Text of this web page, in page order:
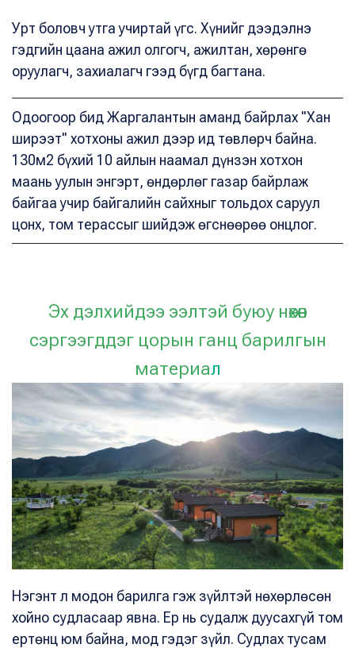
Урт боловч утга учиртай үгс. Хүнийг дээдэлнэ
гэдгийн цаана ажил олгогч, ажилтан, хөрөнгө
оруулагч, захиалагч гээд бүгд багтана.
Одоогоор бид Жаргалантын аманд байрлах "Хан
ширээт" хотхоны ажил дээр ид төвлөрч байна.
130м2 бүхий 10 айлын наамал дүнзэн хотхон
маань уулын энгэрт, өндөрлөг газар байрлаж
байгаа учир байгалийн сайхныг тольдох саруул
цонх, том терассыг шийдэж өгснөөрөө онцлог.
Эх дэлхийдээ ээлтэй буюу нөхөн
сэргээгддэг цорын ганц барилгын
материал
Нэгэнт л модон барилга гэж зүйлтэй нөхөрлөсөн
хойно судласаар явна. Ер нь судалж дуусахгүй том
ертөнц юм байна, мод гэдэг зүйл. Судлах тусам